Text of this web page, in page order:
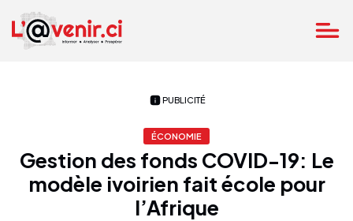
PUBLICITÉ
ÉCONOMIE
Gestion des fonds COVID-19: Le
modèle ivoirien fait école pour
l’Afrique